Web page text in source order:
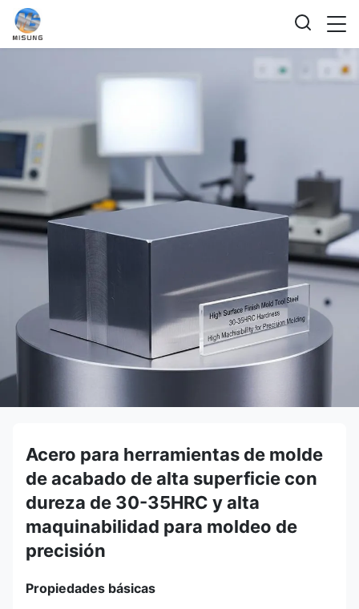
Acero para herramientas de molde
de acabado de alta superficie con
dureza de 30-35HRC y alta
maquinabilidad para moldeo de
precisión
Propiedades básicas